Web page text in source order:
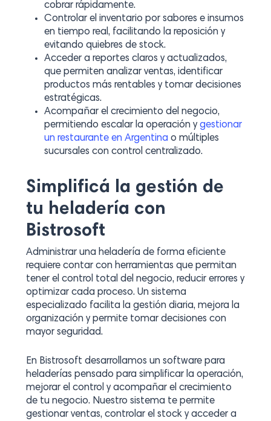
cobrar rápidamente.
Controlar el inventario por sabores e insumos
en tiempo real, facilitando la reposición y
evitando quiebres de stock.
Acceder a reportes claros y actualizados,
que permiten analizar ventas, identificar
productos más rentables y tomar decisiones
estratégicas.
Acompañar el crecimiento del negocio,
permitiendo escalar la operación ygestionar
un restaurante en Argentina o múltiples
sucursales con control centralizado.
Simplificá la gestión de
tu heladería con
Bistrosoft
Administrar una heladería de forma eficiente
requiere contar con herramientas que permitan
tener el control total del negocio, reducir errores y
optimizar cada proceso. Un sistema
especializado facilita la gestión diaria, mejora la
organización y permite tomar decisiones con
mayor seguridad.
En Bistrosoft desarrollamos un software para
heladerías pensado para simplificar la operación,
mejorar el control y acompañar el crecimiento
de tu negocio. Nuestro sistema te permite
gestionar ventas, controlar el stock y acceder a